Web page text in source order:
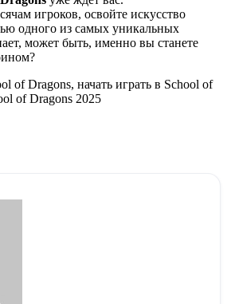
игроков, освойте искусство
одного из самых уникальных
может быть, именно вы станете
of Dragons, начать играть в School of
of Dragons 2025